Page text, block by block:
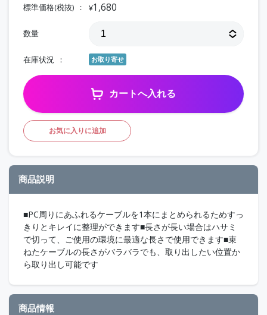
標準価格(税抜) ¥1,680
数量
在庫状況 お取り寄せ
カートへ入れる
お気に入りに追加
商品説明
■PC周りにあふれるケーブルを1本にまとめられるためすっ
きりとキレイに整理ができます■長さが長い場合はハサミ
で切って、ご使用の環境に最適な長さで使用できます■束
ねたケーブルの長さがバラバラでも、取り出したい位置か
ら取り出し可能です
商品情報